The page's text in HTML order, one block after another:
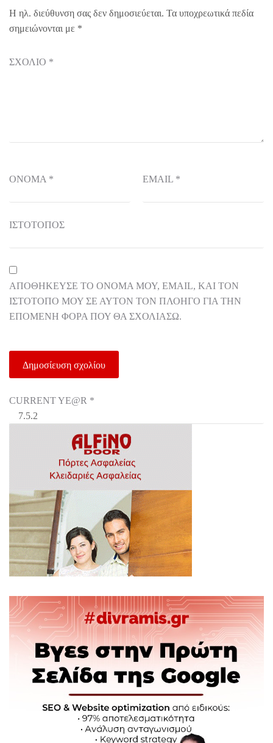
Η ηλ. διεύθυνση σας δεν δημοσιεύεται. Τα υποχρεωτικά πεδία
σημειώνονται με *
ΣΧΌΛΙΟ *
ΌΝΟΜΑ * EMAIL *
ΙΣΤΌΤΟΠΟΣ
ΑΠΟΘΉΚΕΥΣΕ ΤΟ ΌΝΟΜΆ ΜΟΥ, EMAIL, ΚΑΙ ΤΟΝ
ΙΣΤΌΤΟΠΟ ΜΟΥ ΣΕ ΑΥΤΌΝ ΤΟΝ ΠΛΟΗΓΌ ΓΙΑ ΤΗΝ
ΕΠΌΜΕΝΗ ΦΟΡΆ ΠΟΥ ΘΑ ΣΧΟΛΙΆΣΩ.
CURRENT YE@R *